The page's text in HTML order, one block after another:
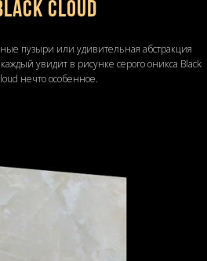
Cloud
пузыри или удивительная абстракция
увидит в рисунке серого оникса Black
нечто особенное.